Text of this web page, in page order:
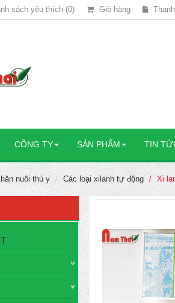
sách yêu thích (0) Giỏ hàng
CÔNG TY SẢN PHẨM TIN
nuôi thú y Các loại xilanh tự động Xi